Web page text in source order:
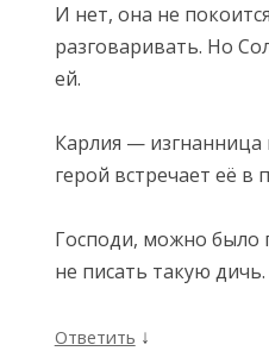
И нет, она не
разговаривать. Но
ей.
Карлия — изгнанница
герой встречает её в
Господи, можно было
не писать такую дичь.
Ответить ↓